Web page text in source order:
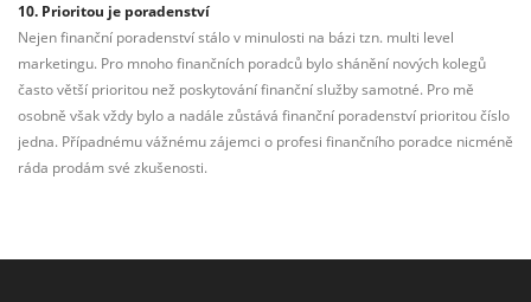
10. Prioritou je poradenství
Nejen finanční poradenství stálo v minulosti na bázi tzn. multi level
marketingu. Pro mnoho finančních poradců bylo shánění nových kolegů
často větší prioritou než poskytování finanční služby samotné. Pro mě
osobně však vždy bylo a nadále zůstává finanční poradenství prioritou číslo
jedna. Případnému vážnému zájemci o profesi finančního poradce nicméně
ráda prodám své zkušenosti.